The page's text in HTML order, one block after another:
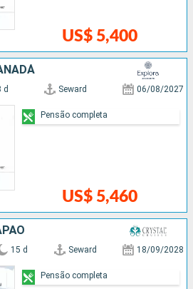
US$ 5,400
d Seward 06/08/2027
US$ 5,460
Pensão completa
15 d Seward 18/09/2028
Pensão completa